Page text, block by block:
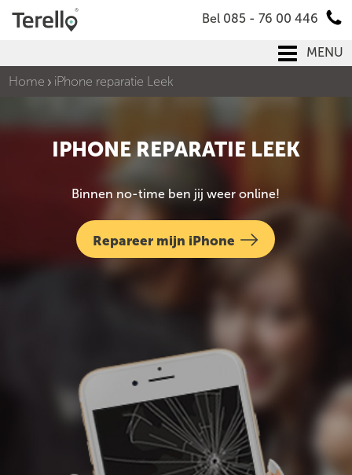
Bel 085 - 76 00 446
MENU
Home
iPhone reparatie Leek
IPHONE REPARATIE LEEK
Binnen no-time ben jij weer online!
Repareer mijn iPhone